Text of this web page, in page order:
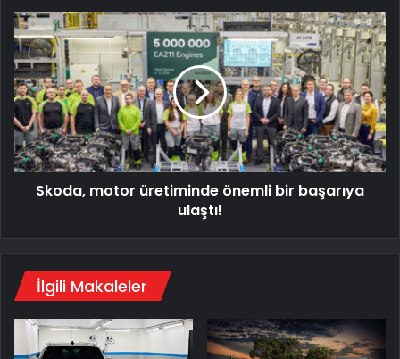
Skoda,
motor
üretiminde
önemli
bir
başarıya
ulaştı!
Skoda, motor üretiminde önemli bir başarıya
ulaştı!
İlgili Makaleler